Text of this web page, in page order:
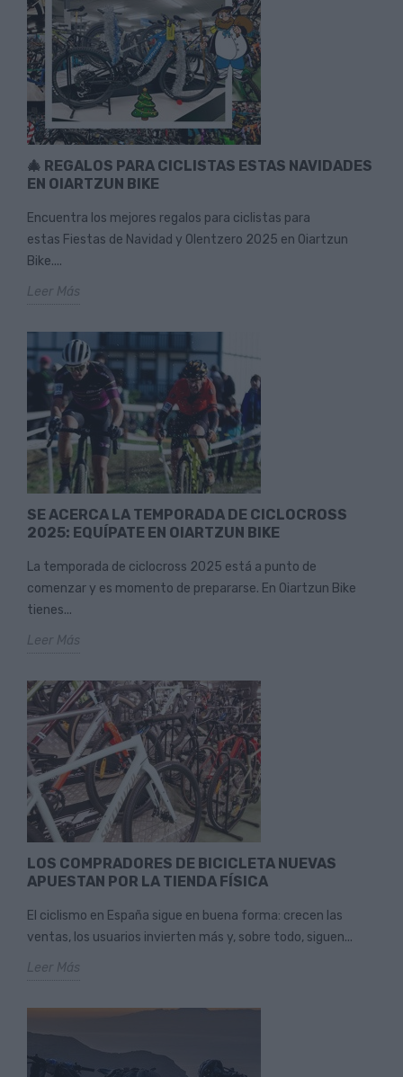
🎄 REGALOS PARA CICLISTAS ESTAS NAVIDADES
EN OIARTZUN BIKE
Encuentra los mejores regalos para ciclistas para
estas Fiestas de Navidad y Olentzero 2025 en Oiartzun
Bike....
Leer Más
SE ACERCA LA TEMPORADA DE CICLOCROSS
2025: EQUÍPATE EN OIARTZUN BIKE
La temporada de ciclocross 2025 está a punto de
comenzar y es momento de prepararse. En Oiartzun Bike
tienes...
Leer Más
LOS COMPRADORES DE BICICLETA NUEVAS
APUESTAN POR LA TIENDA FÍSICA
El ciclismo en España sigue en buena forma: crecen las
ventas, los usuarios invierten más y, sobre todo, siguen...
Leer Más